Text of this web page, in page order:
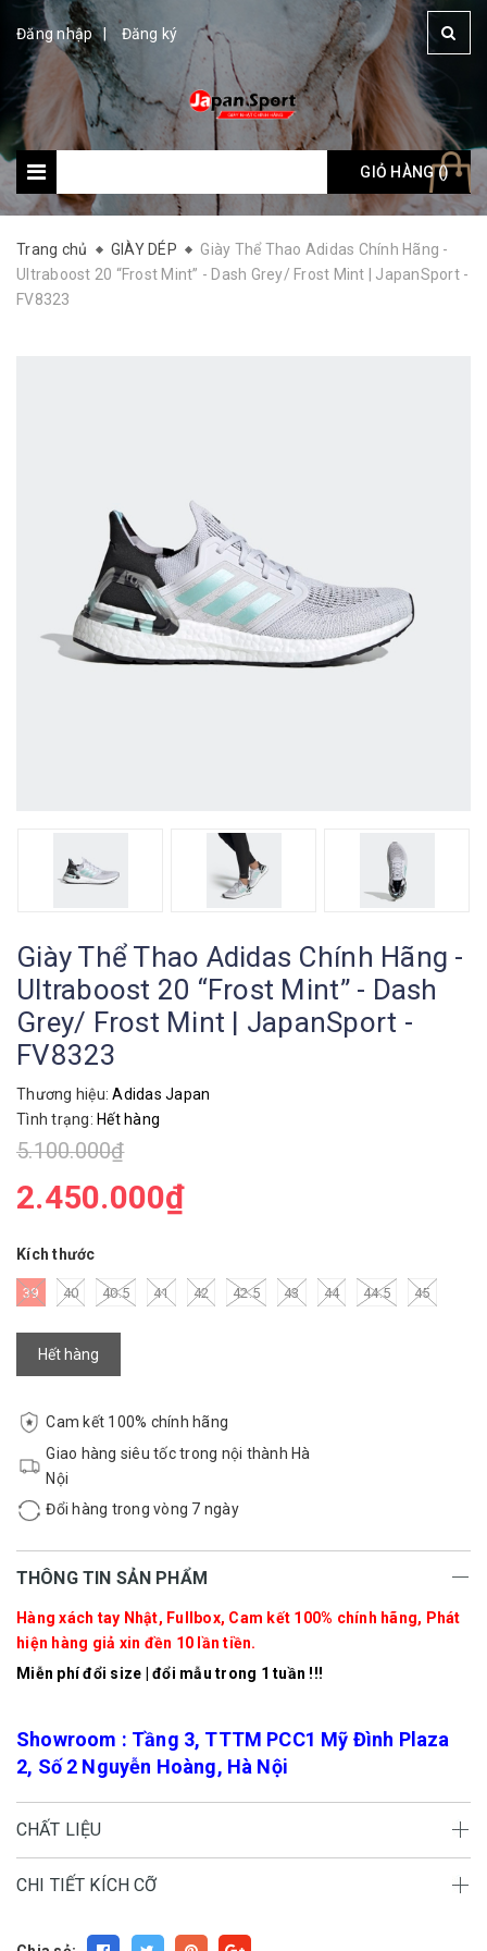
Đăng nhập Đăng ký
Giỏ hàng: ()
GIỎ HÀNG ()
Trang chủ GIÀY DÉP
Giày Thể Thao Adidas Chính Hãng -
Ultraboost 20 “Frost Mint” - Dash Grey/ Frost Mint | JapanSport -
FV8323
Giày Thể Thao Adidas Chính Hãng -
Ultraboost 20 “Frost Mint” - Dash
Grey/ Frost Mint | JapanSport -
FV8323
Thương hiệu: Adidas Japan
Tình trạng: Hết hàng
5.100.000₫
2.450.000₫
Kích thước
39 40 40.5 41 42 42.5 43 44 44.5 45
Hết hàng
Cam kết 100% chính hãng
Giao hàng siêu tốc trong nội thành Hà
Nội
Đổi hàng trong vòng 7 ngày
THÔNG TIN SẢN PHẨM
Hàng xách tay Nhật, Fullbox, Cam kết 100% chính hãng, Phát
hiện hàng giả xin đền 10 lần tiền.
Miễn phí đổi size | đổi mẫu trong 1 tuần !!!
Showroom : Tầng 3, TTTM PCC1 Mỹ Đình Plaza
2, Số 2 Nguyễn Hoàng, Hà Nội
CHẤT LIỆU
CHI TIẾT KÍCH CỠ